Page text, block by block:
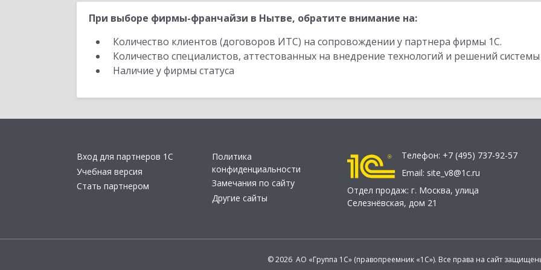
При выборе фирмы-франчайзи в Нытве, обратите внимание на:
Количество клиентов (договоров ИТС) на сопровождении у партнера фирмы 1С.
Количество специалистов, аттестованных на внедрение технологий и решений
Наличие у фирмы статуса
Вход для партнеров 1С
Учебная версия
Стать партнером
Политика
конфиденциальности
Замечания по сайту
Другие сайты
Телефон: +7 (495) 737-92-57
Email: site_v8@1c.ru
Отдел продаж: г. Москва, улица
Селезнёвская, дом 21
© 2026 АО «Группа 1С» (правопреемник «1С»). Все права на сайт